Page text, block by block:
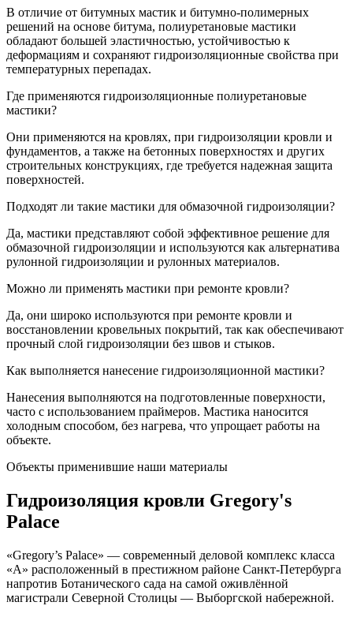
В отличие от битумных мастик и битумно-полимерных
решений на основе битума, полиуретановые мастики
обладают большей эластичностью, устойчивостью к
деформациям и сохраняют гидроизоляционные свойства при
температурных перепадах.
Где применяются гидроизоляционные полиуретановые
мастики?
Они применяются на кровлях, при гидроизоляции кровли и
фундаментов, а также на бетонных поверхностях и других
строительных конструкциях, где требуется надежная защита
поверхностей.
Подходят ли такие мастики для обмазочной гидроизоляции?
Да, мастики представляют собой эффективное решение для
обмазочной гидроизоляции и используются как альтернатива
рулонной гидроизоляции и рулонных материалов.
Можно ли применять мастики при ремонте кровли?
Да, они широко используются при ремонте кровли и
восстановлении кровельных покрытий, так как обеспечивают
прочный слой гидроизоляции без швов и стыков.
Как выполняется нанесение гидроизоляционной мастики?
Нанесения выполняются на подготовленные поверхности,
часто с использованием праймеров. Мастика наносится
холодным способом, без нагрева, что упрощает работы на
объекте.
Объекты применившие наши материалы
Гидроизоляция кровли Gregory's
Palace
«Gregory’s Palace» — современный деловой комплекс класса
«A» расположенный в престижном районе Санкт-Петербурга
напротив Ботанического сада на самой оживлённой
магистрали Северной Столицы — Выборгской набережной.